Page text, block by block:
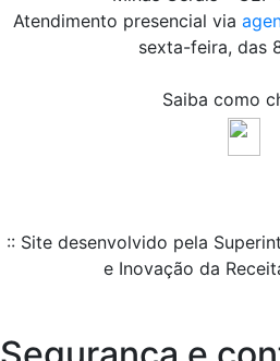
Atendimento presencial via
sexta-feira, das
Saiba como
:: Site desenvolvido pela
e Inovação da